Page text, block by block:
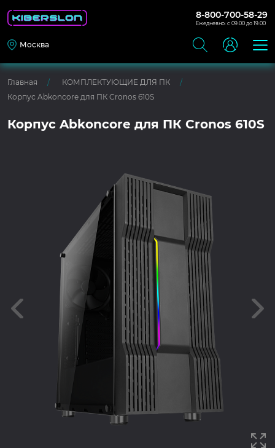
8-800-700-58-29
Ежедневно: с 09:00 до 19:00
Москва
Главная
КОМПЛЕКТУЮЩИЕ ДЛЯ ПК
Корпус Abkoncore для ПК Cronos 610S
Корпус Abkoncore для ПК Cronos 610S